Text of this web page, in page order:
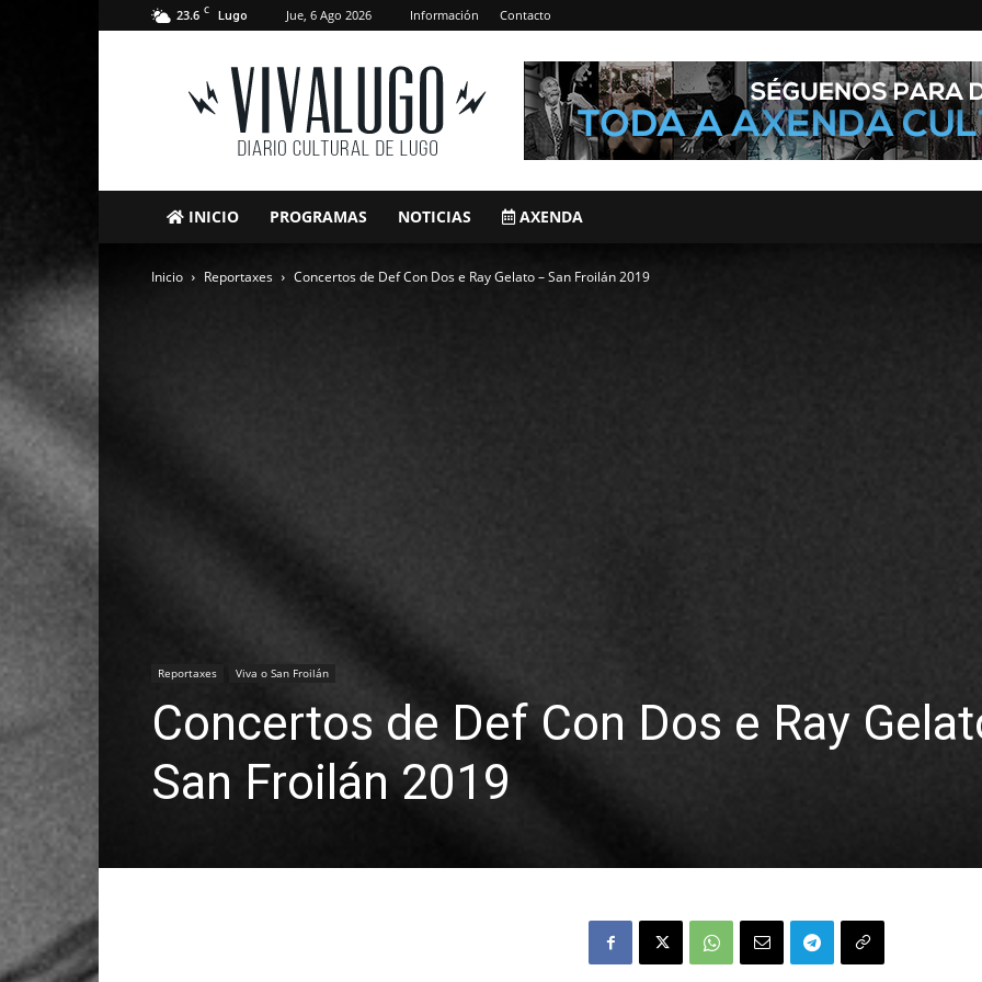
23.6 C Lugo Jue, 6 Ago 2026 Información Contacto
VivaLugo
INICIO PROGRAMAS NOTICIAS AXENDA
Inicio Reportaxes Concertos de Def Con Dos e Ray Gelato – San Froilán 2019
Reportaxes Viva o San Froilán
Concertos de Def Con Dos e Ray
San Froilán 2019